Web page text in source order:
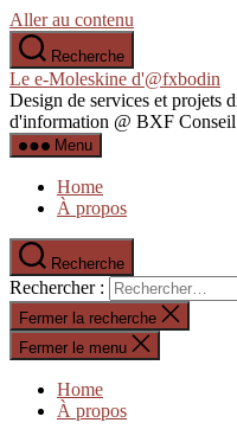
Aller au contenu
Recherche
Le e-Moleskine d'@fxbodin
Design de services et projets
d'information @ BXF Conseil
Menu
Home
À propos
Recherche
Rechercher :
Fermer la recherche
Fermer le menu
Home
À propos